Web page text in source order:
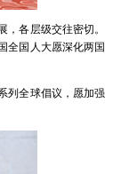
各层级交往密切。
全国人大愿深化两国
列全球倡议，愿加强